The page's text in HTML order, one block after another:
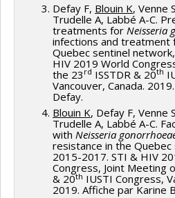
Defay F, Blouin K, Venne
Trudelle A, Labbé A-C.
treatments for Neisseria
infections and treatment
Quebec sentinel
HIV 2019 World
the 23 rd ISSTDR & 20th
Vancouver, Canada.
Defay.
Blouin K, Defay F, Venne
Trudelle A, Labbé A-C.
with Neisseria
resistance in the
2015-2017. STI & HIV
Congress, Joint Meeting
& 20th IUSTI Congress,
2019. Affiche par Karine